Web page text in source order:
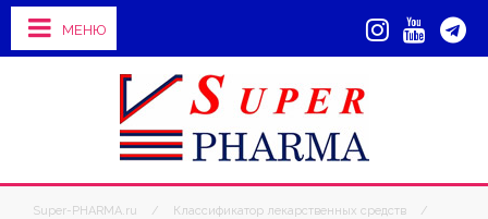
МЕНЮ
Super-PHARMA.ru / Классификатор лекарственных средств
/